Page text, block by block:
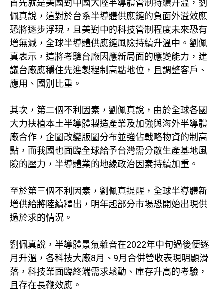
首先就是美國對中國大陸半導體管制持續升溫，劉
佩真說，這對於台系半導體供應鏈的負面外溢效應
恐將逐步浮現，且美對中的科技管制程度未來恐有
增無減，全球半導體供應鏈風險持續升溫中。劉佩
真表示，這將考驗台廠因應新局面的應變能力，建
議台廠應穩住先進製程制高點地位，且調整客戶、
應用、國別比重。
其次，第二個不利因素，劉佩真說，由於全球各國
大力扶植本土半導體製造產業及加強與海外半導體
廠合作，企圖改變版圖分布並強佔戰略物資的制高
點，而我國也面臨全球給予台灣需分散生產基地風
險的壓力，半導體業的地緣政治因素持續加重。
至於第三個不利因素，劉佩真提醒，全球半導體新
增供給將陸續釋出，明年起部分市場恐開始出現供
過於求的情況。
劉佩真說，半導體景氣雜音在2022年中旬過後便逐
月升溫，各科技大廠8月、9月合併營收表現明顯滑
落，科技業面臨終端需求鬆動、庫存升高的考驗，
且存在長鞭效應。